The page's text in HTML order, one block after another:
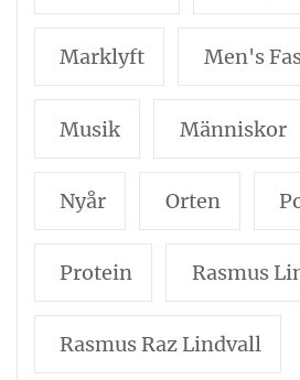
Marklyft Men's
Musik Människor
Nyår Orten
Protein Rasmus
Rasmus Raz Lindvall